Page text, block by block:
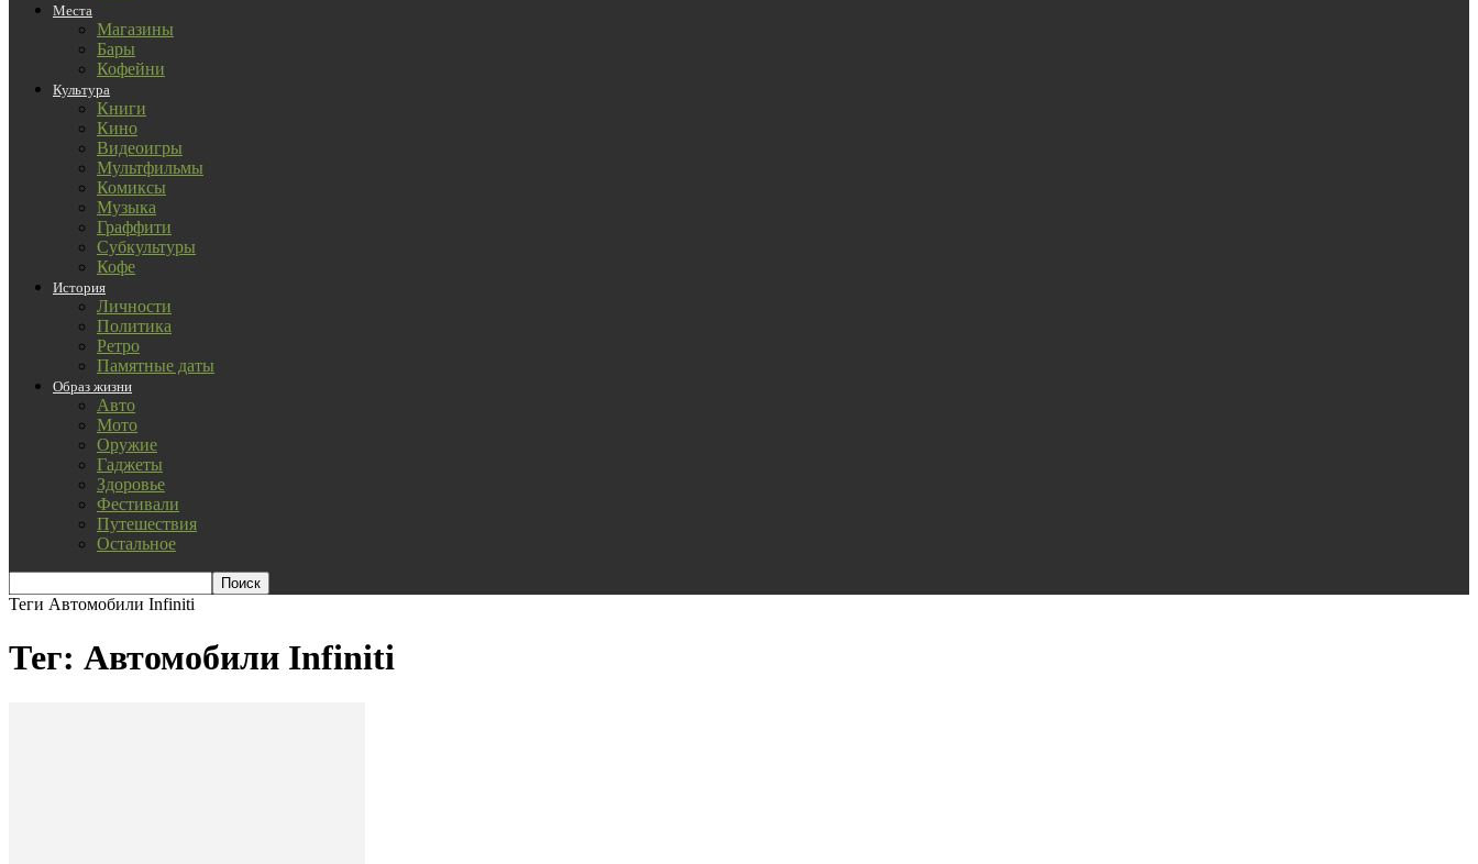
Места
Магазины
Бары
Кофейни
Культура
Книги
Кино
Видеоигры
Мультфильмы
Комиксы
Музыка
Граффити
Субкультуры
Кофе
История
Личности
Политика
Ретро
Памятные даты
Образ жизни
Авто
Мото
Оружие
Гаджеты
Здоровье
Фестивали
Путешествия
Остальное
Теги Автомобили Infiniti
Тег: Автомобили Infiniti